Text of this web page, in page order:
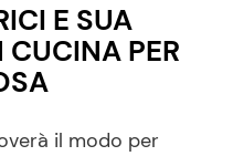
E SUA
PER
il modo per